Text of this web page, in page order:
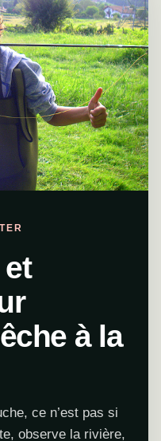
à la
ce n’est pas si
observe la rivière,